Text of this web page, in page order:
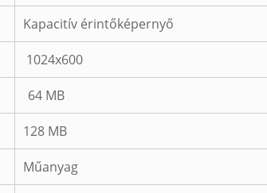
Kapacitív érintőképernyő
1024x600
64 MB
128 MB
Műanyag